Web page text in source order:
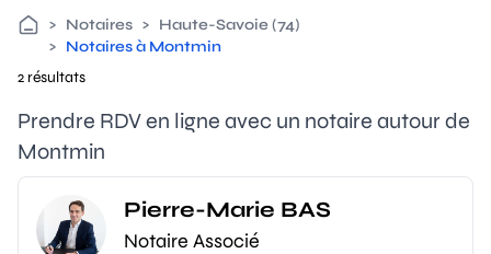
> Notaires > Haute-Savoie (74)
> Notaires à Montmin
2 résultats
Prendre RDV en ligne avec un notaire autour de
Montmin
Pierre-Marie BAS
Notaire Associé